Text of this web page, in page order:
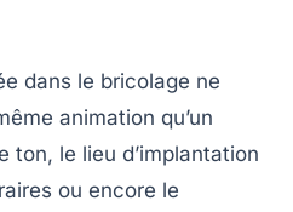
dans le bricolage ne
animation qu’un
ton, le lieu d’implantation
ou encore le